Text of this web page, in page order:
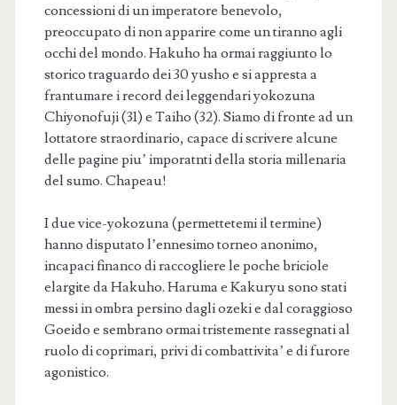
concessioni di un imperatore benevolo,
preoccupato di non apparire come un tiranno agli
occhi del mondo. Hakuho ha ormai raggiunto lo
storico traguardo dei 30 yusho e si appresta a
frantumare i record dei leggendari yokozuna
Chiyonofuji (31) e Taiho (32). Siamo di fronte ad un
lottatore straordinario, capace di scrivere alcune
delle pagine piu’ imporatnti della storia millenaria
del sumo. Chapeau!
I due vice-yokozuna (permettetemi il termine)
hanno disputato l’ennesimo torneo anonimo,
incapaci financo di raccogliere le poche briciole
elargite da Hakuho. Haruma e Kakuryu sono stati
messi in ombra persino dagli ozeki e dal coraggioso
Goeido e sembrano ormai tristemente rassegnati al
ruolo di coprimari, privi di combattivita’ e di furore
agonistico.